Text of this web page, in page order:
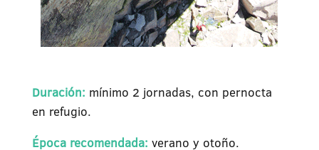
Duración: mínimo 2 jornadas, con pernocta
en refugio.
Época recomendada: verano y otoño.